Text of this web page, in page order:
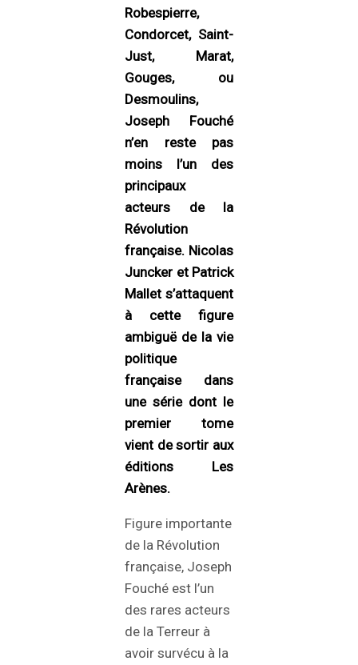
Robespierre,
Condorcet, Saint-
Just, Marat,
Gouges, ou
Desmoulins,
Joseph Fouché
n’en reste pas
moins l’un des
principaux
acteurs de la
Révolution
française. Nicolas
Juncker et Patrick
Mallet s’attaquent
à cette figure
ambiguë de la vie
politique
française dans
une série dont le
premier tome
vient de sortir aux
éditions Les
Arènes.
Figure importante
de la Révolution
française, Joseph
Fouché est l’un
des rares acteurs
de la Terreur à
avoir survécu à la